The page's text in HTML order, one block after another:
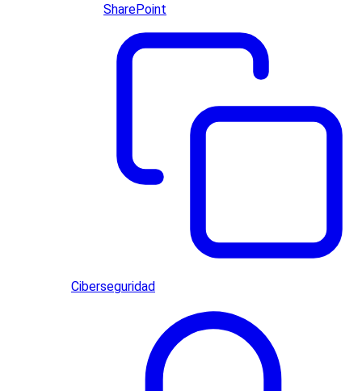
SharePoint
Ciberseguridad